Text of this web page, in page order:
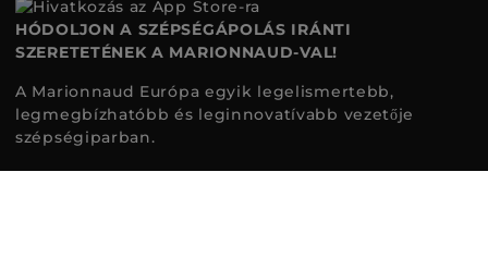
HÓDOLJON A SZÉPSÉGÁPOLÁS IRÁNTI
SZERETETÉNEK A MARIONNAUD-VAL!
A Marionnaud Európa egyik legelismertebb,
legmegbízhatóbb és leginnovatívabb vezetője
szépségiparban.